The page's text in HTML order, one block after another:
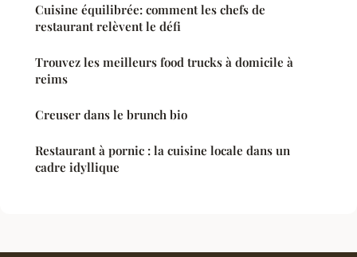
Cuisine équilibrée: comment les chefs de
restaurant relèvent le défi
Trouvez les meilleurs food trucks à domicile à
reims
Creuser dans le brunch bio
Restaurant à pornic : la cuisine locale dans un
cadre idyllique